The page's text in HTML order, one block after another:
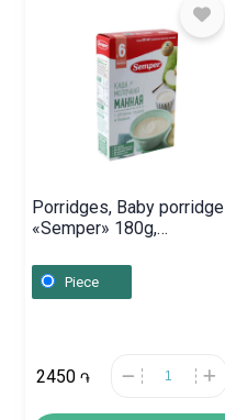
Porridges, Baby porridge
«Semper» 180g,
Piece
2450 ֏